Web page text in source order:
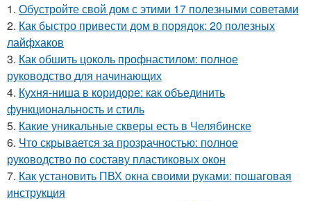
1. Обустройте свой дом с этими 17 полезными советами
2. Как быстро привести дом в порядок: 20 полезных
лайфхаков
3. Как обшить цоколь профнастилом: полное
руководство для начинающих
4. Кухня-ниша в коридоре: как объединить
функциональность и стиль
5. Какие уникальные скверы есть в Челябинске
6. Что скрывается за прозрачностью: полное
руководство по составу пластиковых окон
7. Как установить ПВХ окна своими руками: пошаговая
инструкция